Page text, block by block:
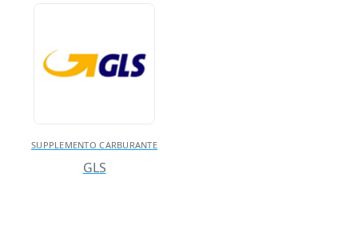
SUPPLEMENTO CARBURANTE
GLS